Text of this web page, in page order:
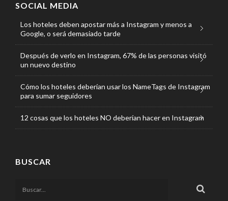
SOCIAL MEDIA
Los hoteles deben apostar más a Instagram y menos a
Google, o será demasiado tarde
Después de verlo en Instagram, 67% de las personas visitó
un nuevo destino
Cómo los hoteles deberían usar los NameTags de Instagram
para sumar seguidores
12 cosas que los hoteles NO deberían hacer en Instagram
BUSCAR